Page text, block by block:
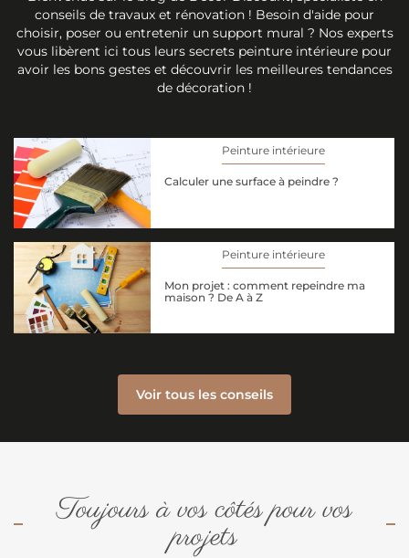
conseils de travaux et rénovation ! Besoin d'aide pour
choisir, poser ou entretenir un support mural ? Nos experts
vous libèrent ici tous leurs secrets peinture intérieure pour
avoir les bons gestes et découvrir les meilleures tendances
de décoration !
Peinture intérieure
Calculer une surface à peindre ?
Peinture intérieure
Mon projet : comment repeindre ma
maison ? De A à Z
Voir tous les conseils
Toujours à vos côtés pour vos
projets